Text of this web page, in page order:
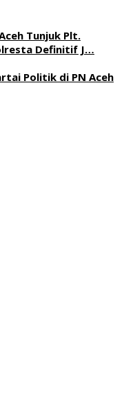
Tunjuk Plt.
Definitif J…
Politik di PN Aceh